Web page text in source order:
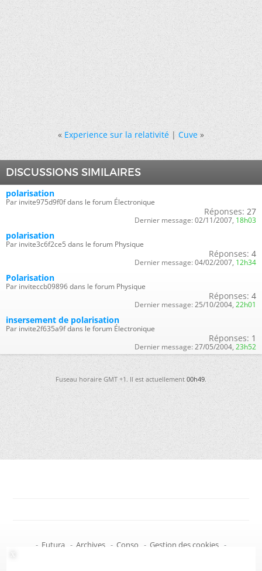
« Experience sur la relativité|Cuve »
DISCUSSIONS SIMILAIRES
polarisation
Par invite975d9f0f dans le forum Électronique
Réponses: 27
Dernier message: 02/11/2007, 18h03
polarisation
Par invite3c6f2ce5 dans le forum Physique
Réponses: 4
Dernier message: 04/02/2007, 12h34
Polarisation
Par inviteccb09896 dans le forum Physique
Réponses: 4
Dernier message: 25/10/2004, 22h01
insersement de polarisation
Par invite2f635a9f dans le forum Électronique
Réponses: 1
Dernier message: 27/05/2004, 23h52
Fuseau horaire GMT +1. Il est actuellement00h49.
- Futura - Archives - Conso - Gestion des cookies -